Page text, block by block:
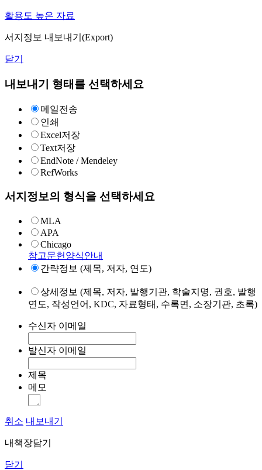
활용도 높은 자료
서지정보 내보내기(Export)
닫기
내보내기 형태를 선택하세요
메일전송
인쇄
Excel저장
Text저장
EndNote / Mendeley
RefWorks
서지정보의 형식을 선택하세요
MLA
APA
Chicago
참고문헌양식안내
간략정보 (제목, 저자, 연도)
상세정보 (제목, 저자, 발행기관, 학술지명, 권호, 발행
연도, 작성언어, KDC, 자료형태, 수록면, 소장기관, 초록)
수신자 이메일
발신자 이메일
제목
메모
취소 내보내기
내책장담기
닫기